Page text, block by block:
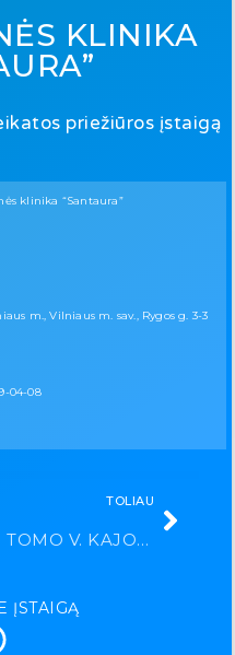
KLINIKA
priežiūros įstaigą
klinika “Santaura”
m., Vilniaus m. sav., Rygos g. 3-3
04-08
TOLIAU
IĮ TOMO V. KAJOKO MEDICINOS PRAKTIKA
ĮSTAIGĄ